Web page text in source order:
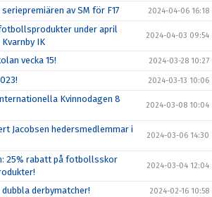
av SM för F17 2024-04-06 16:18
under april
IK
2024-04-03 09:54
vecka 15! 2024-03-28 10:27
2024-03-13 10:06
Kvinnodagen 8
2024-03-08 10:04
Jacobsen hedersmedlemmar i
2024-03-06 14:30
25% rabatt på fotbollsskor
2024-03-04 12:04
derbymatcher! 2024-02-16 10:58